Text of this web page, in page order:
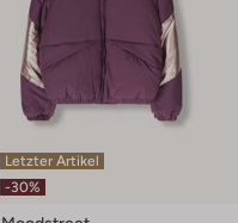
Letzter Artikel
-30%